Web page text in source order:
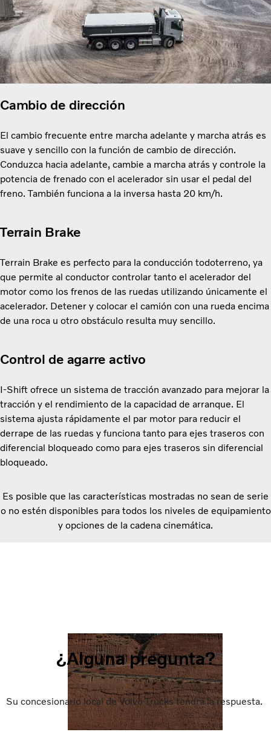
Cambio de dirección
El cambio frecuente entre marcha adelante y marcha atrás es
suave y sencillo con la función de cambio de dirección.
Conduzca hacia adelante, cambie a marcha atrás y controle la
potencia de frenado con el acelerador sin usar el pedal del
freno. También funciona a la inversa hasta 20 km/h.
Terrain Brake
Terrain Brake es perfecto para la conducción todoterreno, ya
que permite al conductor controlar tanto el acelerador del
motor como los frenos de las ruedas utilizando únicamente el
acelerador. Detener y colocar el camión con una rueda encima
de una roca u otro obstáculo resulta muy sencillo.
Control de agarre activo
I-Shift ofrece un sistema de tracción avanzado para mejorar la
tracción y el rendimiento de la capacidad de arranque. El
sistema ajusta rápidamente el par motor para reducir el
derrape de las ruedas y funciona tanto para ejes traseros con
diferencial bloqueado como para ejes traseros sin diferencial
bloqueado.
Es posible que las características mostradas no sean de serie
o no estén disponibles para todos los niveles de equipamiento
y opciones de la cadena cinemática.
¿Alguna pregunta?
Su concesionario local de Volvo Trucks tendrá la respuesta.